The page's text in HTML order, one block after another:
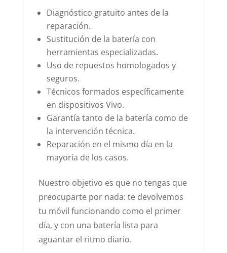
Diagnóstico gratuito antes de la
reparación.
Sustitución de la batería con
herramientas especializadas.
Uso de repuestos homologados y
seguros.
Técnicos formados específicamente
en dispositivos Vivo.
Garantía tanto de la batería como de
la intervención técnica.
Reparación en el mismo día en la
mayoría de los casos.
Nuestro objetivo es que no tengas que
preocuparte por nada: te devolvemos
tu móvil funcionando como el primer
día, y con una batería lista para
aguantar el ritmo diario.